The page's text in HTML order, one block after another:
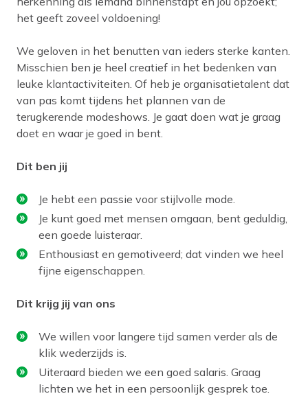
het geeft zoveel voldoening!
We geloven in het benutten van ieders sterke kanten.
Misschien ben je heel creatief in het bedenken van
leuke klantactiviteiten. Of heb je organisatietalent dat
van pas komt tijdens het plannen van de
terugkerende modeshows. Je gaat doen wat je graag
doet en waar je goed in bent.
Dit ben jij
Je hebt een passie voor stijlvolle mode.
Je kunt goed met mensen omgaan, bent geduldig,
een goede luisteraar.
Enthousiast en gemotiveerd; dat vinden we heel
fijne eigenschappen.
Dit krijg jij van ons
We willen voor langere tijd samen verder als de
klik wederzijds is.
Uiteraard bieden we een goed salaris. Graag
lichten we het in een persoonlijk gesprek toe.